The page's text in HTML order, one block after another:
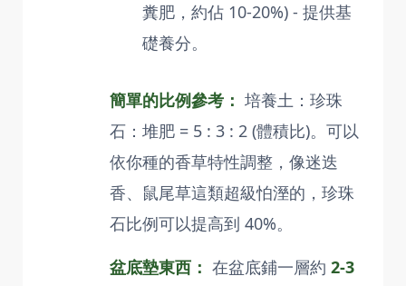
糞肥，約佔 10-20%) - 提供基
礎養分。
簡單的比例參考： 培養土：珍珠
石：堆肥 = 5 : 3 : 2 (體積比)。可以
依你種的香草特性調整，像迷迭
香、鼠尾草這類超級怕溼的，珍珠
石比例可以提高到 40%。
盆底墊東西： 在盆底鋪一層約 2-3